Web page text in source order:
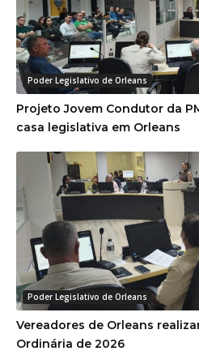
Poder Legislativo de Orleans
Projeto Jovem Condutor da
casa legislativa em Orleans
Poder Legislativo de Orleans
Vereadores de Orleans
Ordinária de 2026